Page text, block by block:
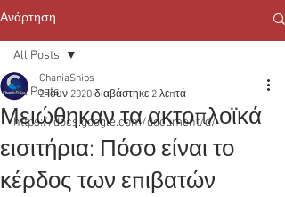
Ανάρτηση
All Posts
https://docs.google.com/document/d/
All Posts
Μειώθηκαν τα ακτοπλοϊκά
εισιτήρια: Πόσο είναι το
κέρδος των επιβατών
ChaniaShips
2 Ιουν 2020 διαβάστηκε 2 λεπτά